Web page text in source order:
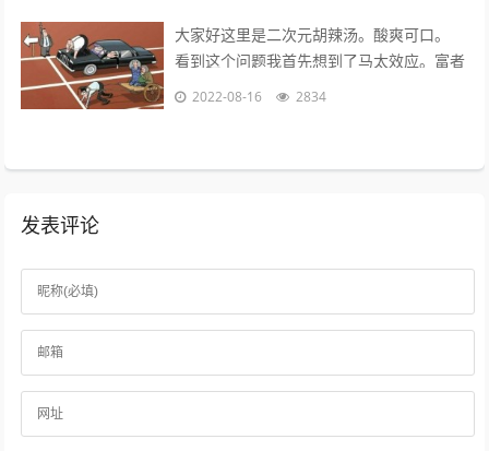
大家好这里是二次元胡辣汤。酸爽可口。
看到这个问题我首先想到了马太效应。富者
更富，穷者更穷。这也是一个不争的事实。
2022-08-16 2834
发表评论